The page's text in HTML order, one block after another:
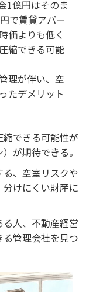
1億円はそのま
で賃貸アパー
価よりも低く
縮できる可能
理が伴い、空
たデメリット
できる可能性が
が期待できる。
、空室リスクや
けにくい財産に
人、不動産経営
管理会社を見つ